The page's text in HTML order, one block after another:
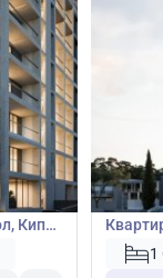
Кипр
€417
№
1